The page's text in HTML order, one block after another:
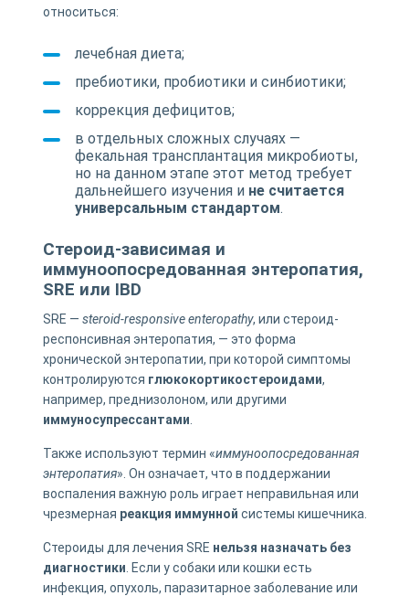
относиться:
лечебная диета;
пребиотики, пробиотики и синбиотики;
коррекция дефицитов;
в отдельных сложных случаях —
фекальная трансплантация микробиоты,
но на данном этапе этот метод требует
дальнейшего изучения и не считается
универсальным стандартом.
Стероид-зависимая и
иммуноопосредованная энтеропатия,
SRE или IBD
SRE — steroid-responsive enteropathy, или стероид-
респонсивная энтеропатия, — это форма
хронической энтеропатии, при которой симптомы
контролируются глюкокортикостероидами,
например, преднизолоном, или другими
иммуносупрессантами
Также используют термин «иммуноопосредованная
энтеропатия». Он означает, что в поддержании
воспаления важную роль играет неправильная или
чрезмерная реакция иммунной системы кишечника.
Стероиды для лечения SRE нельзя назначать без
диагностики . Если у собаки или кошки есть
инфекция, опухоль, паразитарное заболевание или